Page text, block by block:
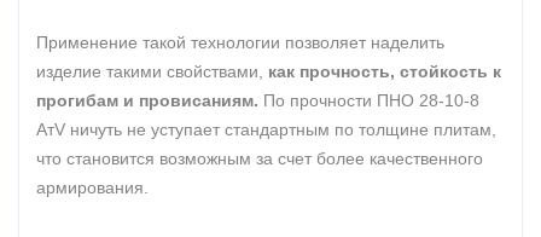
Применение такой технологии позволяет наделить
изделие такими свойствами, как прочность, стойкость к
прогибам и провисаниям. По прочности ПНО 28-10-8
АтV ничуть не уступает стандартным по толщине плитам,
что становится возможным за счет более качественного
армирования.